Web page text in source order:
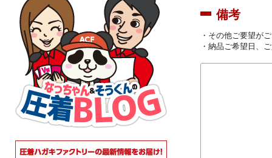
備考
・その他ご要望が
・納品ご希望日、